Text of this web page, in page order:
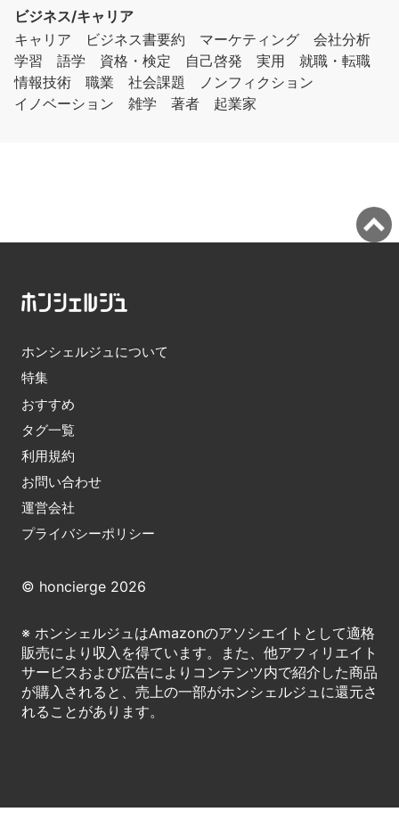
ビジネス/キャリア
キャリア
ビジネス書要約 マーケティング
会社分析
学習
語学 資格・検定 自己啓発 実用
就職・転職
情報技術
職業 社会課題
ノンフィクション
イノベーション
雑学 著者 起業家
ホンシェルジュについて
特集
おすすめ
タグ一覧
利用規約
お問い合わせ
運営会社
プライバシーポリシー
© honcierge 2026
※ ホンシェルジュはAmazonのアソシエイトとして適格
販売により収入を得ています。また、他アフィリエイト
サービスおよび広告によりコンテンツ内で紹介した商品
が購入されると、売上の一部がホンシェルジュに還元さ
れることがあります。